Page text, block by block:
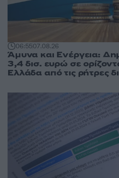
06:5507.08.26
Άμυνα και Ενέργεια:
3,4 δισ. ευρώ σε
Ελλάδα από τις ρήτρες